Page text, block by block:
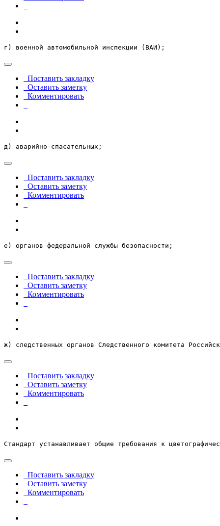
г) военной автомобильной инспекции (ВАИ);
Поставить закладку
Оставить заметку
Комментировать
д) аварийно-спасательных;
Поставить закладку
Оставить заметку
Комментировать
е) органов федеральной службы безопасности;
Поставить закладку
Оставить заметку
Комментировать
ж) следственных органов Следственного комитета
Поставить закладку
Оставить заметку
Комментировать
Стандарт устанавливает общие требования к
Поставить закладку
Оставить заметку
Комментировать